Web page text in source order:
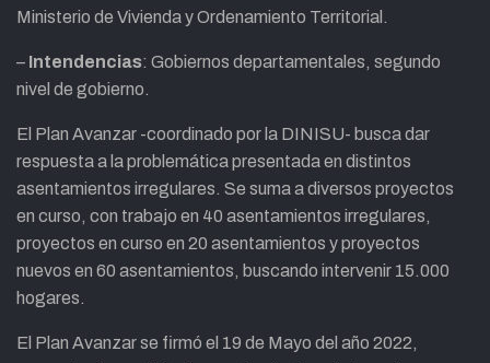
Ministerio de Vivienda y Ordenamiento Territorial.
– Intendencias: Gobiernos departamentales, segundo
nivel de gobierno.
El Plan Avanzar -coordinado por la DINISU- busca dar
respuesta a la problemática presentada en distintos
asentamientos irregulares. Se suma a diversos proyectos
en curso, con trabajo en 40 asentamientos irregulares,
proyectos en curso en 20 asentamientos y proyectos
nuevos en 60 asentamientos, buscando intervenir 15.000
hogares.
El Plan Avanzar se firmó el 19 de Mayo del año 2022,